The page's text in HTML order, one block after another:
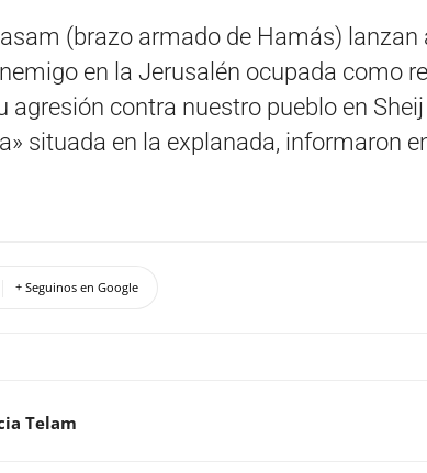
(brazo armado de Hamás) lanzan
en la Jerusalén ocupada como
agresión contra nuestro pueblo en
situada en la explanada, informaron
+ Seguinos en Google
Telam